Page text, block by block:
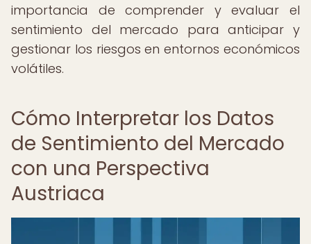
importancia de comprender y evaluar el
sentimiento del mercado para anticipar y
gestionar los riesgos en entornos económicos
volátiles.
Cómo Interpretar los Datos
de Sentimiento del Mercado
con una Perspectiva
Austriaca